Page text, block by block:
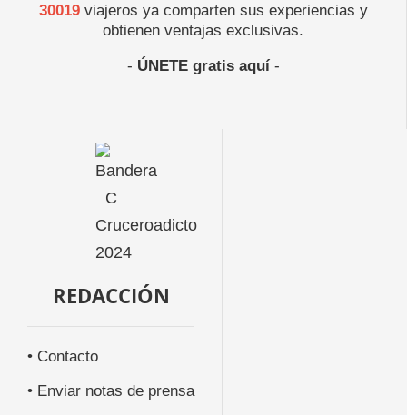
30019viajeros ya comparten sus experiencias y
obtienen ventajas exclusivas.
- ÚNETE gratis aquí-
REDACCIÓN
• Contacto
• Enviar notas de prensa